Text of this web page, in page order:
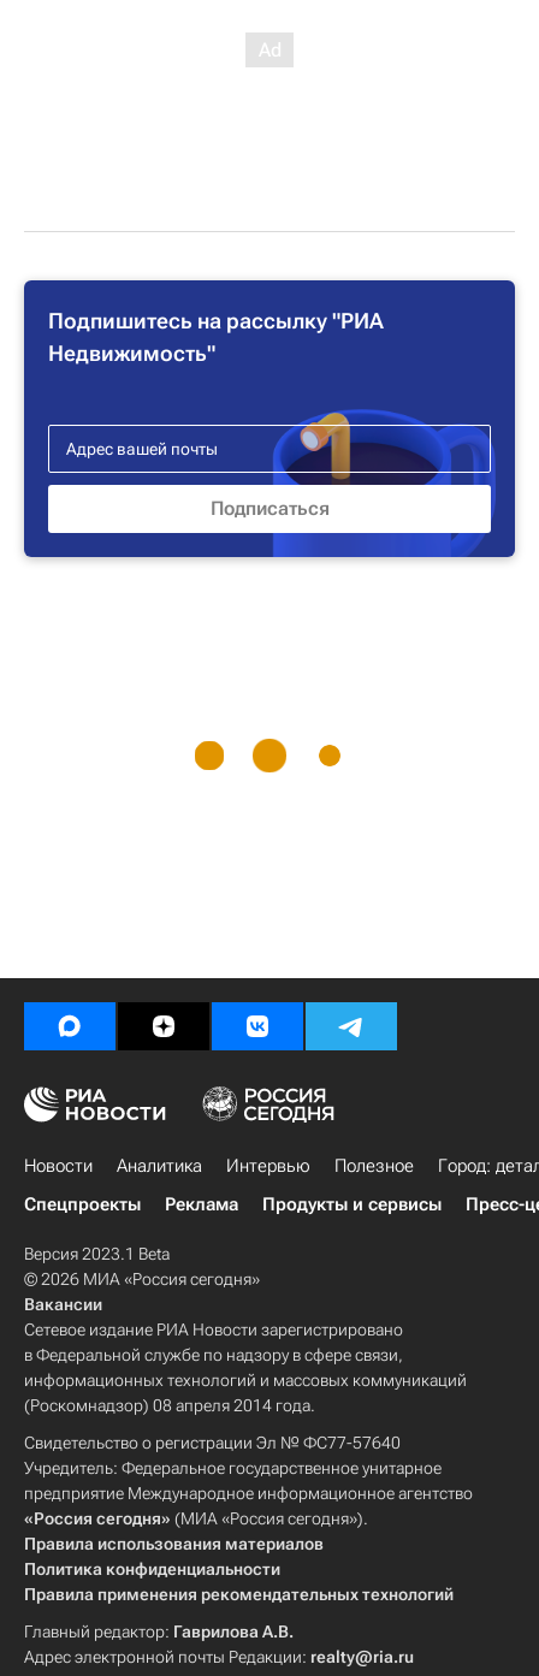
Подпишитесь на рассылку "РИА
Недвижимость"
Новости Аналитика Интервью Полезное
Город:
Спецпроекты
Реклама Продукты и сервисы Пресс-
Версия 2023.1 Beta
© 2026 МИА «Россия сегодня»
Вакансии
Сетевое издание РИА Новости зарегистрировано
в Федеральной службе по надзору в сфере связи,
информационных технологий и массовых коммуникаций
(Роскомнадзор) 08 апреля 2014 года.
Свидетельство о регистрации Эл № ФС77-57640
Учредитель: Федеральное государственное унитарное
предприятие Международное информационное агентство
«Россия сегодня» (МИА «Россия сегодня»).
Правила использования материалов
Политика конфиденциальности
Правила применения рекомендательных технологий
Главный редактор: Гаврилова А.В.
Адрес электронной почты Редакции: realty@ria.ru